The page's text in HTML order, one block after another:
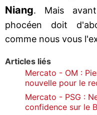
Niang. Mais
phocéen doit
comme nous vous
Articles liés
Mercato - OM :
nouvelle pour le
Mercato - PSG :
confidence sur le